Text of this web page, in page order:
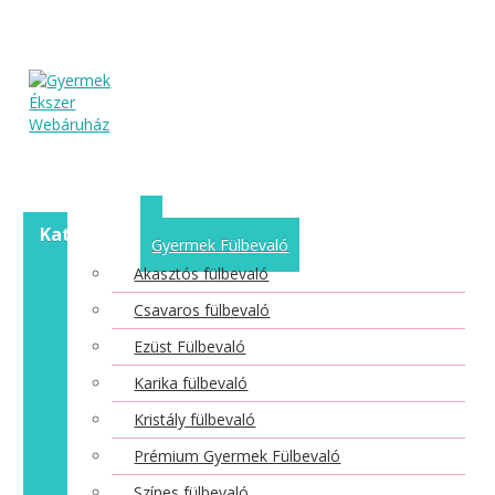
Kategóriák
Gyermek Fülbevaló
Akasztós fülbevaló
Csavaros fülbevaló
Ezüst Fülbevaló
Karika fülbevaló
Kristály fülbevaló
Prémium Gyermek Fülbevaló